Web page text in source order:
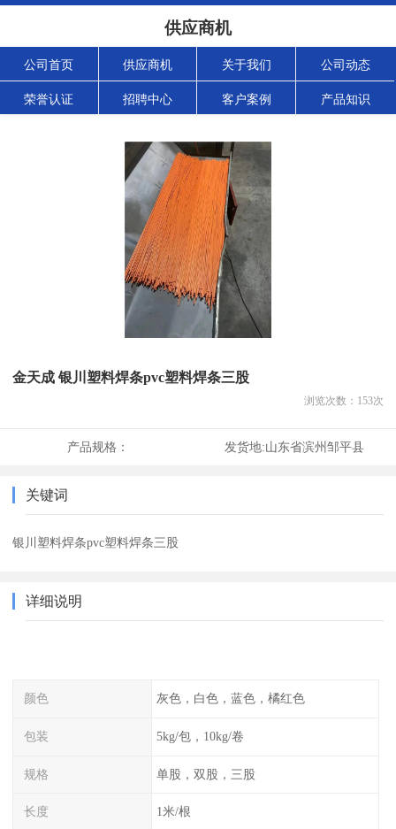
供应商机
公司首页 供应商机 关于我们 公司动态
荣誉认证 招聘中心 客户案例 产品知识
金天成 银川塑料焊条pvc塑料焊条三股
浏览次数： 153次
产品规格： 发货地:山东省滨州邹平县
关键词
银川塑料焊条pvc塑料焊条三股
详细说明
颜色 灰色，白色，蓝色，橘红色
包装 5kg/包，10kg/卷
规格 单股，双股，三股
长度 1米/根